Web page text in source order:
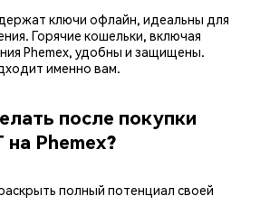
ключи офлайн, идеальны для
Горячие кошельки, включая
Phemex, удобны и защищены.
именно вам.
после покупки
на Phemex?
полный потенциал своей